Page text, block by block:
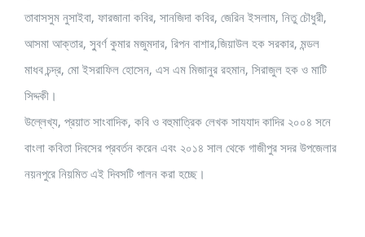
তাবাসসুম নুসাইবা, ফারজানা কবির, সানজিদা কবির, জেরিন ইসলাম, নিতু চৌধুরী,
আসমা আক্তার, সু্বর্ণ কুমার মজুমদার, রিপন বাশার,জিয়াউল হক সরকার, মন্ডল
মাধব চন্দ্র, মো ইসরাফিল হোসেন, এস এম মিজানুর রহমান, সিরাজুল হক ও মাটি
সিদ্দকী।
উল্লেখ্য, প্রয়াত সাংবাদিক, কবি ও বহুমাত্রিক লেখক সাযযাদ কাদির ২০০৪ সনে
বাংলা কবিতা দিবসের প্রবর্তন করেন এবং ২০১৪ সাল থেকে গাজীপুর সদর উপজেলার
নয়নপুরে নিয়মিত এই দিবসটি পালন করা হচ্ছে।